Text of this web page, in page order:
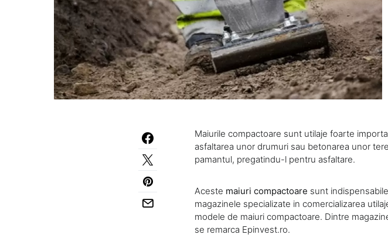
Maiurile compactoare sunt utilaje foarte
asfaltarea unor drumuri sau betonarea unor
pamantul, pregatindu-l pentru asfaltare.
Aceste maiuri compactoare sunt
magazinele specializate in comercializarea
modele de maiuri compactoare. Dintre
se remarca Epinvest.ro.